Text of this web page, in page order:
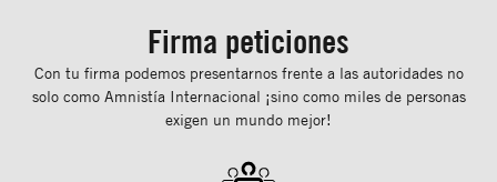
Firma peticiones
Con tu ﬁrma podemos presentarnos frente a las autoridades no
solo como Amnistía Internacional ¡sino como miles de personas
exigen un mundo mejor!